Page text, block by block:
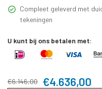
Compleet geleverd met
tekeningen
U kunt bij ons betalen met:
€6.146,00 €4.636,00